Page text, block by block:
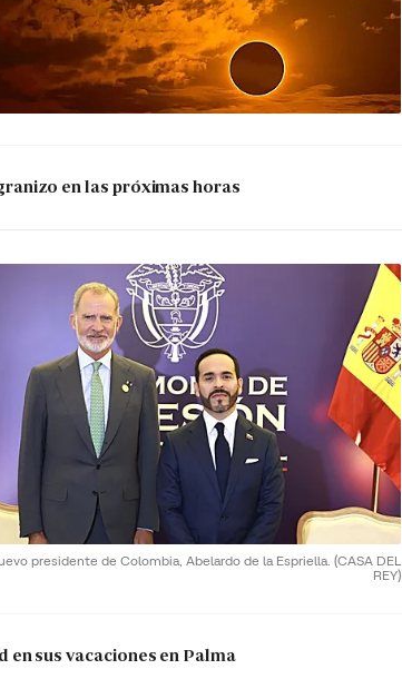
en las próximas horas
presidente de Colombia, Abelardo de la Espriella. (CASA DEL
REY)
en sus vacaciones en Palma